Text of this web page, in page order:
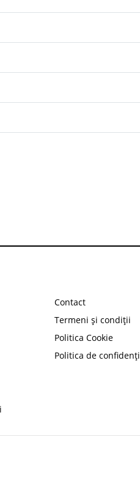
Contact
Termeni și condiții
Politica Cookie
Politica de